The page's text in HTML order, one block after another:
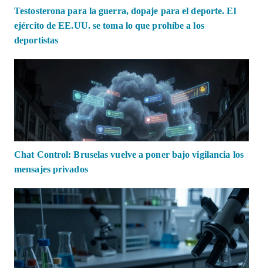
Testosterona para la guerra, dopaje para el deporte. El
ejército de EE.UU. se toma lo que prohíbe a los
deportistas
Chat Control: Bruselas vuelve a poner bajo vigilancia los
mensajes privados